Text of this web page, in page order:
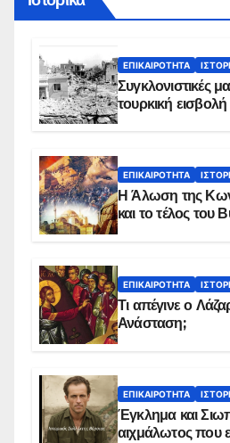
ΕΠΙΚΑΙΡΌΤΗΤΑ
Συγκλονιστικές
τουρκική
ΕΠΙΚΑΙΡΌΤΗΤΑ
Η Άλωση της
και το τέλος του
ΕΠΙΚΑΙΡΌΤΗΤΑ
Τι απέγινε ο
Ανάσταση;
ΕΠΙΚΑΙΡΌΤΗΤΑ
Έγκλημα και
αιχμάλωτος που